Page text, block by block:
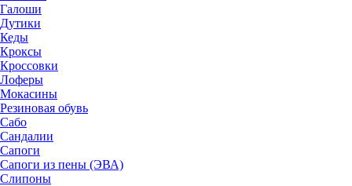
Галоши
Дутики
Кеды
Кроксы
Кроссовки
Лоферы
Мокасины
Резиновая обувь
Сабо
Сандалии
Сапоги
Сапоги из пены (ЭВА)
Слипоны